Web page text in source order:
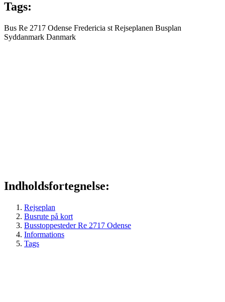
Tags:
Bus Re 2717 Odense Fredericia st Rejseplanen Busplan
Syddanmark Danmark
Indholdsfortegnelse:
Rejseplan
Busrute på kort
Busstoppesteder Re 2717 Odense
Informations
Tags